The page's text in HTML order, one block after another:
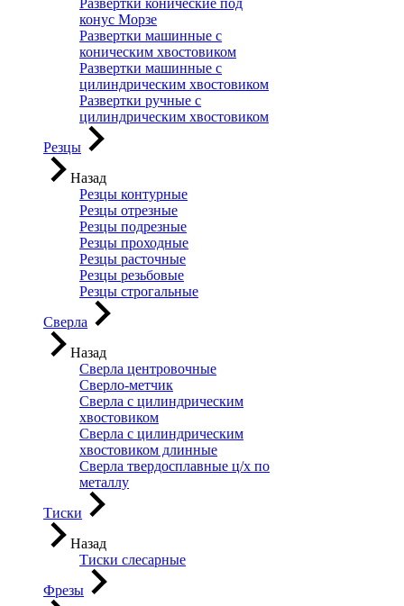
Развертки конические под
конус Морзе
Развертки машинные с
коническим хвостовиком
Развертки машинные с
цилиндрическим хвостовиком
Развертки ручные с
цилиндрическим хвостовиком
Резцы
Назад
Резцы контурные
Резцы отрезные
Резцы подрезные
Резцы проходные
Резцы расточные
Резцы резьбовые
Резцы строгальные
Сверла
Назад
Сверла центровочные
Сверло-метчик
Сверла с цилиндрическим
хвостовиком
Сверла с цилиндрическим
хвостовиком длинные
Сверла твердосплавные ц/х по
металлу
Тиски
Назад
Тиски слесарные
Фрезы